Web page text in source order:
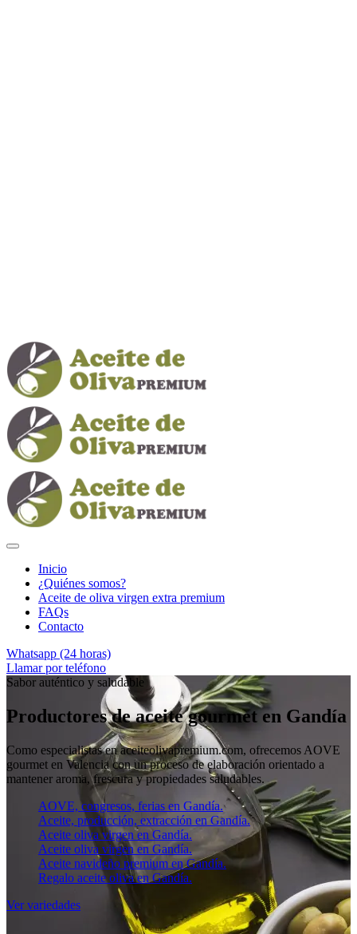
Inicio
¿Quiénes somos?
Aceite de oliva virgen extra premium
FAQs
Contacto
Whatsapp (24 horas)
Llamar por teléfono
Sabor auténtico y saludable
Productores de aceite gourmet en Gandía
Como especialistas en aceiteolivapremium.com, ofrecemos AOVE
gourmet en Valencia con un proceso de elaboración orientado a
mantener aroma, frescura y propiedades saludables.
AOVE, congresos, ferias en Gandía.
Aceite, producción, extracción en Gandía.
Aceite oliva virgen en Gandía.
Aceite oliva virgen en Gandía.
Aceite navideño premium en Gandía.
Regalo aceite oliva en Gandía.
Ver variedades